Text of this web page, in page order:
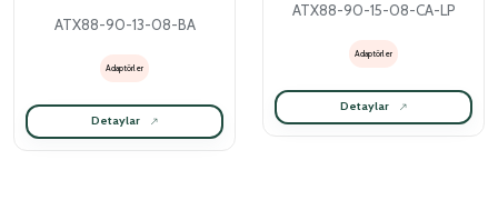
ATX88-90-13-08-BA
Adaptörler
Detaylar
ATX88-90-15-08-CA-LP
Adaptörler
Detaylar